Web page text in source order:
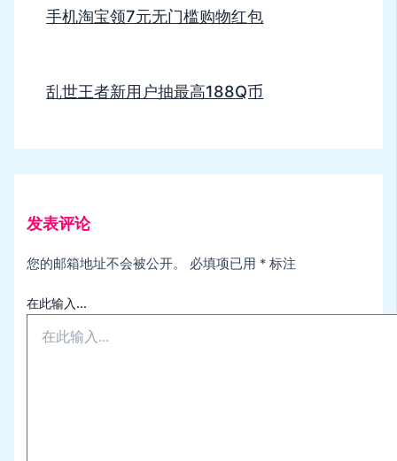
手机淘宝领7元无门槛购物红包
乱世王者新用户抽最高188Q币
发表评论
您的邮箱地址不会被公开。 必填项已用 * 标注
在此输入...